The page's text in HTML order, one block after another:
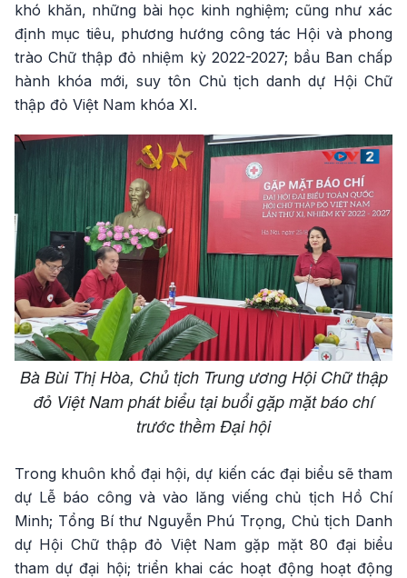
khó khăn, những bài học kinh nghiệm; cũng như xác
định mục tiêu, phương hướng công tác Hội và phong
trào Chữ thập đỏ nhiệm kỳ 2022-2027; bầu Ban chấp
hành khóa mới, suy tôn Chủ tịch danh dự Hội Chữ
thập đỏ Việt Nam khóa XI.
Bà Bùi Thị Hòa, Chủ tịch Trung ương Hội Chữ thập
đỏ Việt Nam phát biểu tại buổi gặp mặt báo chí
trước thềm Đại hội
Trong khuôn khổ đại hội, dự kiến các đại biểu sẽ tham
dự Lễ báo công và vào lăng viếng chủ tịch Hồ Chí
Minh; Tổng Bí thư Nguyễn Phú Trọng, Chủ tịch Danh
dự Hội Chữ thập đỏ Việt Nam gặp mặt 80 đại biểu
tham dự đại hội; triển khai các hoạt động hoạt động